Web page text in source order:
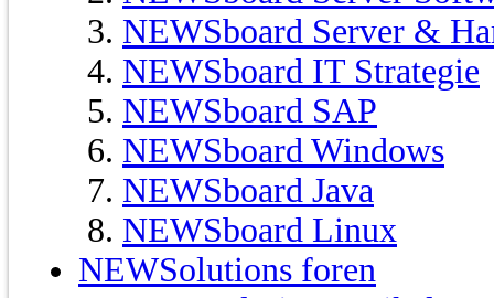
NEWSboard Server &
NEWSboard IT Strategie
NEWSboard SAP
NEWSboard Windows
NEWSboard Java
NEWSboard Linux
NEWSolutions foren